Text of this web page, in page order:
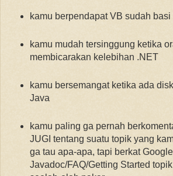
kamu berpendapat VB sudah basi
kamu mudah tersinggung ketika
membicarakan kelebihan .NET
kamu bersemangat ketika ada
Java
kamu paling ga pernah
JUGI tentang suatu topik yang
ga tau apa-apa, tapi berkat
Javadoc/FAQ/Getting Started